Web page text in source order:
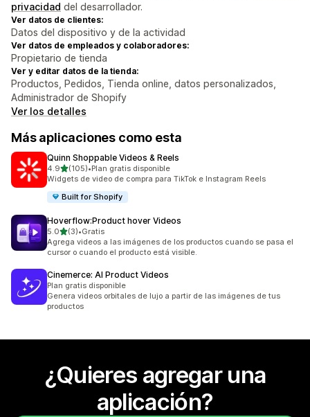
privacidad del desarrollador.
Ver datos de clientes:
Datos del dispositivo y de la actividad
Ver datos de empleados y colaboradores:
Propietario de tienda
Ver y editar datos de la tienda:
Productos, Pedidos, Tienda online, datos personalizados,
Administrador de Shopify
Ver los detalles
Más aplicaciones como esta
Quinn Shoppable Videos & Reels
4.9de 5 estrellas
(105)
105 reseñas en total
•Plan gratis disponible
Widgets de video de compra para TikTok e Instagram Reels
Built for Shopify
Hoverflow:Product hover Videos
5.0de 5 estrellas
(3)
3 reseñas en total
•Gratis
Agrega videos a las imágenes de los productos cuando se pasa el
cursor o cuando el producto está visible.
Cinemerce: AI Product Videos
Plan gratis disponible
Genera videos orbitales de lujo a partir de las imágenes de tus
productos
¿Quieres agregar una
aplicación?